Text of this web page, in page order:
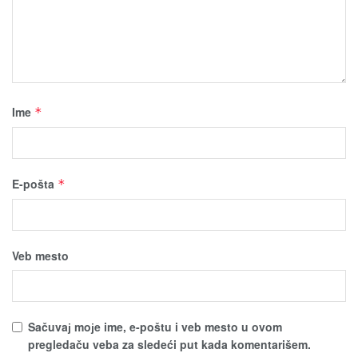
Ime *
E-pošta *
Veb mesto
Sačuvaј moјe ime, e-poštu i veb mesto u ovom
pregledaču veba za sledeći put kada komentarišem.